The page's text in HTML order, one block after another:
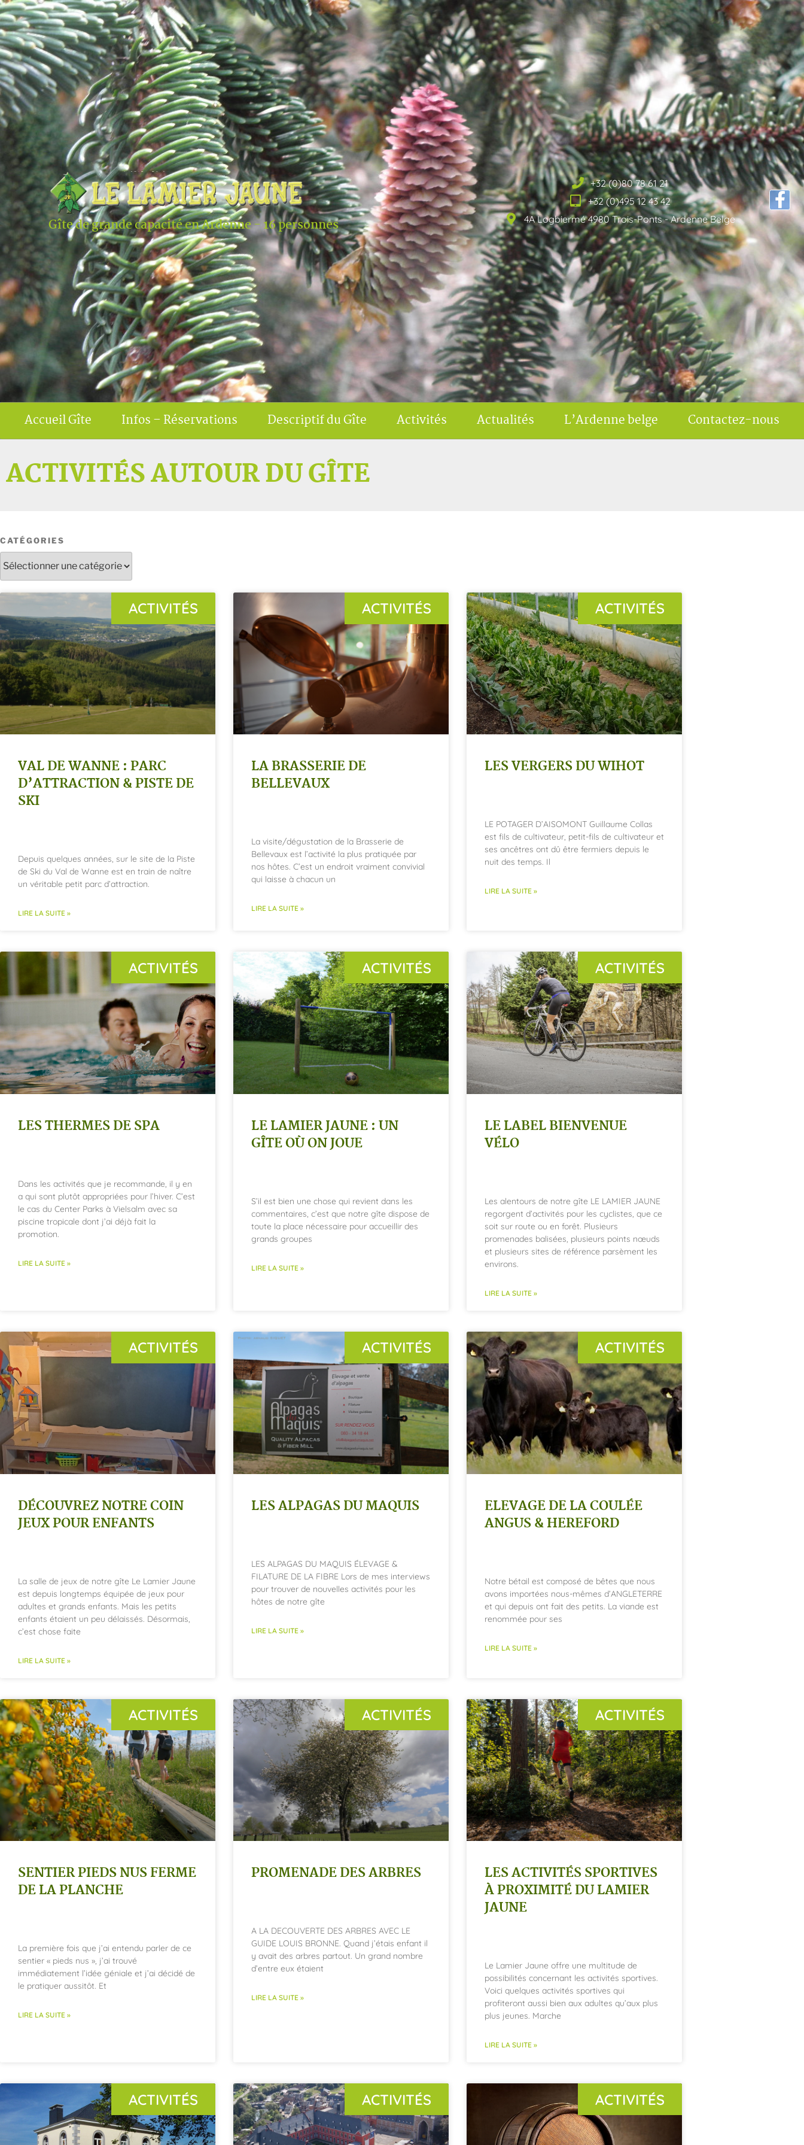
Gîte de grande capacité en Ardenne - 16 personnes
+32 (0)80 78 61 21
+32 (0)495 12 43 42
4A Logbiermé 4980 Trois-Ponts - Ardenne Belge
Accueil Gîte Infos – Réservations Descriptif du Gîte Activités Actualités L’Ardenne belge Contactez-nous
ACTIVITÉS AUTOUR DU GÎTE
CATÉGORIES
ACTIVITÉS
VAL DE WANNE : PARC
D’ATTRACTION & PISTE DE
SKI
Depuis quelques années, sur le site de la Piste
de Ski du Val de Wanne est en train de naître
un véritable petit parc d’attraction.
LIRE LA SUITE »
ACTIVITÉS
LA BRASSERIE DE
BELLEVAUX
La visite/dégustation de la Brasserie de
Bellevaux est l’activité la plus pratiquée par
nos hôtes. C’est un endroit vraiment convivial
qui laisse à chacun un
LIRE LA SUITE »
ACTIVITÉS
LES VERGERS DU WIHOT
LE POTAGER D’AISOMONT Guillaume Collas
est fils de cultivateur, petit-fils de cultivateur et
ses ancêtres ont dû être fermiers depuis le
nuit des temps. Il
LIRE LA SUITE »
ACTIVITÉS
LES THERMES DE SPA
Dans les activités que je recommande, il y en
a qui sont plutôt appropriées pour l’hiver. C’est
le cas du Center Parks à Vielsalm avec sa
piscine tropicale dont j’ai déjà fait la
promotion.
LIRE LA SUITE »
ACTIVITÉS
LE LAMIER JAUNE : UN
GÎTE OÙ ON JOUE
S’il est bien une chose qui revient dans les
commentaires, c’est que notre gîte dispose de
toute la place nécessaire pour accueillir des
grands groupes
LIRE LA SUITE »
ACTIVITÉS
LE LABEL BIENVENUE
VÉLO
Les alentours de notre gîte LE LAMIER JAUNE
regorgent d’activités pour les cyclistes, que ce
soit sur route ou en forêt. Plusieurs
promenades balisées, plusieurs points nœuds
et plusieurs sites de référence parsèment les
environs.
LIRE LA SUITE »
ACTIVITÉS
DÉCOUVREZ NOTRE COIN
JEUX POUR ENFANTS
La salle de jeux de notre gîte Le Lamier Jaune
est depuis longtemps équipée de jeux pour
adultes et grands enfants. Mais les petits
enfants étaient un peu délaissés. Désormais,
c’est chose faite
LIRE LA SUITE »
ACTIVITÉS
LES ALPAGAS DU MAQUIS
LES ALPAGAS DU MAQUIS ÉLEVAGE &
FILATURE DE LA FIBRE Lors de mes interviews
pour trouver de nouvelles activités pour les
hôtes de notre gîte
LIRE LA SUITE »
ACTIVITÉS
ELEVAGE DE LA COULÉE
ANGUS & HEREFORD
Notre bétail est composé de bêtes que nous
avons importées nous-mêmes d’ANGLETERRE
et qui depuis ont fait des petits. La viande est
renommée pour ses
LIRE LA SUITE »
ACTIVITÉS
SENTIER PIEDS NUS FERME
DE LA PLANCHE
La première fois que j’ai entendu parler de ce
sentier « pieds nus », j’ai trouvé
immédiatement l’idée géniale et j’ai décidé de
le pratiquer aussitôt. Et
LIRE LA SUITE »
ACTIVITÉS
PROMENADE DES ARBRES
A LA DECOUVERTE DES ARBRES AVEC LE
GUIDE LOUIS BRONNE. Quand j’étais enfant il
y avait des arbres partout. Un grand nombre
d’entre eux étaient
LIRE LA SUITE »
ACTIVITÉS
LES ACTIVITÉS SPORTIVES
À PROXIMITÉ DU LAMIER
JAUNE
Le Lamier Jaune offre une multitude de
possibilités concernant les activités sportives.
Voici quelques activités sportives qui
profiteront aussi bien aux adultes qu’aux plus
plus jeunes. Marche
LIRE LA SUITE »
ACTIVITÉS ACTIVITÉS ACTIVITÉS